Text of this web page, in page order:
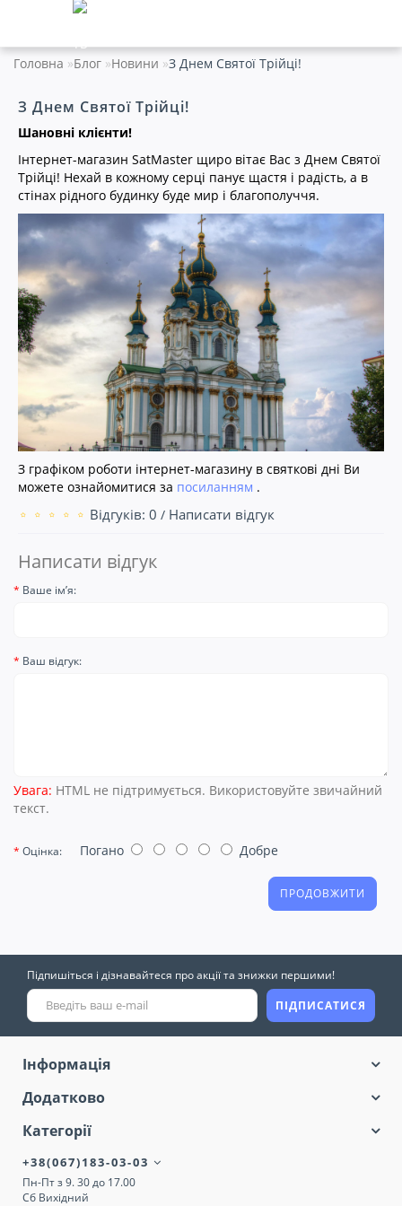
Головна Блог Новини З Днем Святої Трійці!
З Днем Святої Трійці!
Шановні клієнти!
Інтернет-магазин SatMaster щиро вітає Вас з Днем Святої
Трійці! Нехай в кожному серці панує щастя і радість, а в
стінах рідного будинку буде мир і благополуччя.
З графіком роботи інтернет-магазину в святкові дні Ви
можете ознайомитися за посиланням .
Відгуків: 0 / Написати відгук
Написати відгук
Ваше ім’я:
Ваш відгук:
Увага: HTML не підтримується. Використовуйте звичайний
текст.
Оцінка: Погано Добре
ПРОДОВЖИТИ
Підпишіться і дізнавайтеся про акції та знижки першими!
ПІДПИСАТИСЯ
Інформація
Додатково
Категорії
+38(067)183-03-03
Пн-Пт з 9. 30 до 17.00
Сб Вихідний